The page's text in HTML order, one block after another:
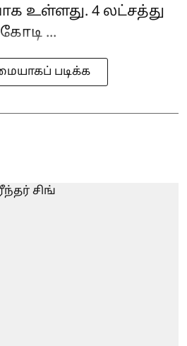
உள்ளது. 4 லட்சத்து
...
படிக்க